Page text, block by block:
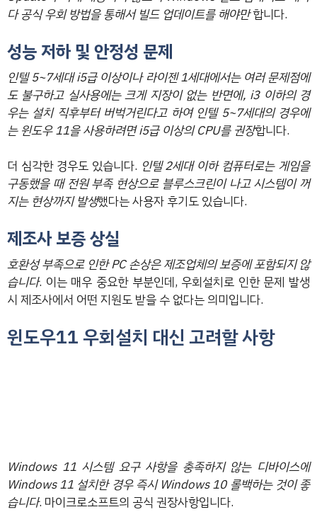
다 공식 우회 방법을 통해서 빌드 업데이트를 해야만합니다.
성능 저하 및 안정성 문제
인텔 5~7세대 i5급 이상이나 라이젠 1세대에서는 여러 문제점에
도 불구하고 실사용에는 크게 지장이 없는 반면에, i3 이하의 경
우는 설치 직후부터 버벅거린다고 하여 인텔 5~7세대의 경우에
는 윈도우 11을 사용하려면 i5급 이상의 CPU를 권장합니다.
더 심각한 경우도 있습니다. 인텔 2세대 이하 컴퓨터로는 게임을
구동했을 때 전원 부족 현상으로 블루스크린이 나고 시스템이 꺼
지는 현상까지 발생했다는 사용자 후기도 있습니다.
제조사 보증 상실
호환성 부족으로 인한 PC 손상은 제조업체의 보증에 포함되지 않
습니다. 이는 매우 중요한 부분인데, 우회설치로 인한 문제 발생
시 제조사에서 어떤 지원도 받을 수 없다는 의미입니다.
윈도우11 우회설치 대신 고려할 사항
Windows 11 시스템 요구 사항을 충족하지 않는 디바이스에
Windows 11 설치한 경우 즉시 Windows 10 롤백하는 것이 좋
습니다. 마이크로소프트의 공식 권장사항입니다.